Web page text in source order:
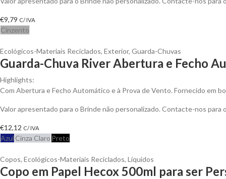
€9,79 C/ IVA
Cinzento
Ecológicos-Materiais Reciclados, Exterior, Guarda-Chuvas
Guarda-Chuva River Abertura e Fecho
Highlights:
Com Abertura e Fecho Automático e à Prova de Vento. Fornecido em
Valor apresentado para o Brinde não personalizado. Contacte-nos
€12,12 C/ IVA
Azul Cinza Claro Preto
Copos, Ecológicos-Materiais Reciclados, Líquidos
Copo em Papel Hecox 500ml para ser